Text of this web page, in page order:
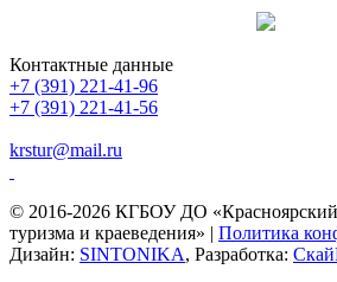
Контактные данные
+7 (391) 221-41-96
+7 (391) 221-41-56
krstur@mail.ru
© 2016-2026 КГБОУ ДО «Красноярский
туризма и краеведения» | Политика
Дизайн: SINTONIKA, Разработка: